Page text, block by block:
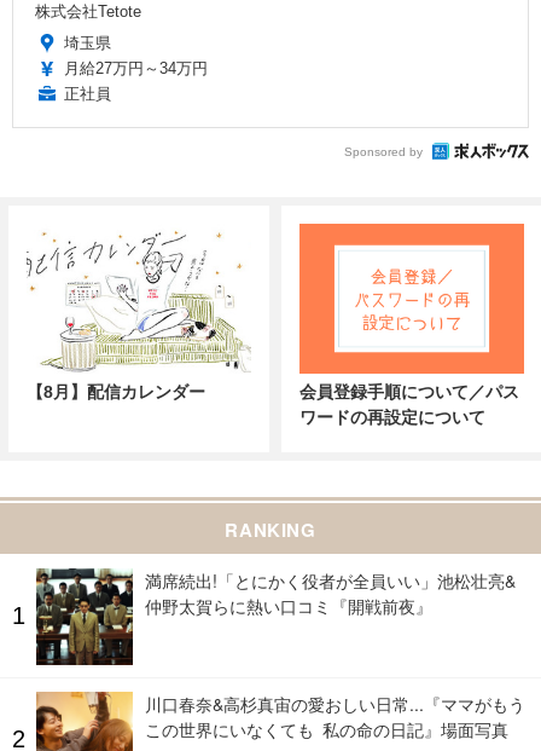
株式会社Tetote
埼玉県
月給27万円～34万円
正社員
Sponsored by
【8月】配信カレンダー
会員登録手順について／パス
ワードの再設定について
RANKING
満席続出!「とにかく役者が全員いい」池松壮亮&
仲野太賀らに熱い口コミ『開戦前夜』
川口春奈&高杉真宙の愛おしい日常...『ママがもう
この世界にいなくても 私の命の日記』場面写真